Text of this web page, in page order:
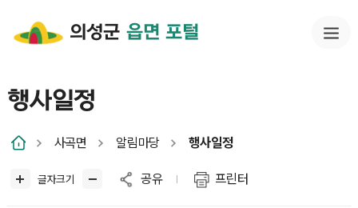
의성군 읍면 포털
행사일정
사곡면 알림마당 행사일정
글자크기 공유 프린터